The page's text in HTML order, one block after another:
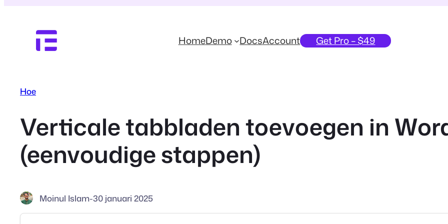
HomeDemo DocsAccount Get Pro – $49
Hoe
Verticale tabbladen toevoegen in
(eenvoudige stappen)
Moinul Islam-30 januari 2025